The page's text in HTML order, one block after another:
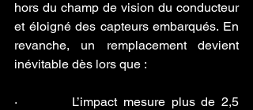
hors du champ de vision du conducteur
et éloigné des capteurs embarqués. En
revanche, un remplacement devient
inévitable dès lors que :
·         L’impact mesure plus de 2,5